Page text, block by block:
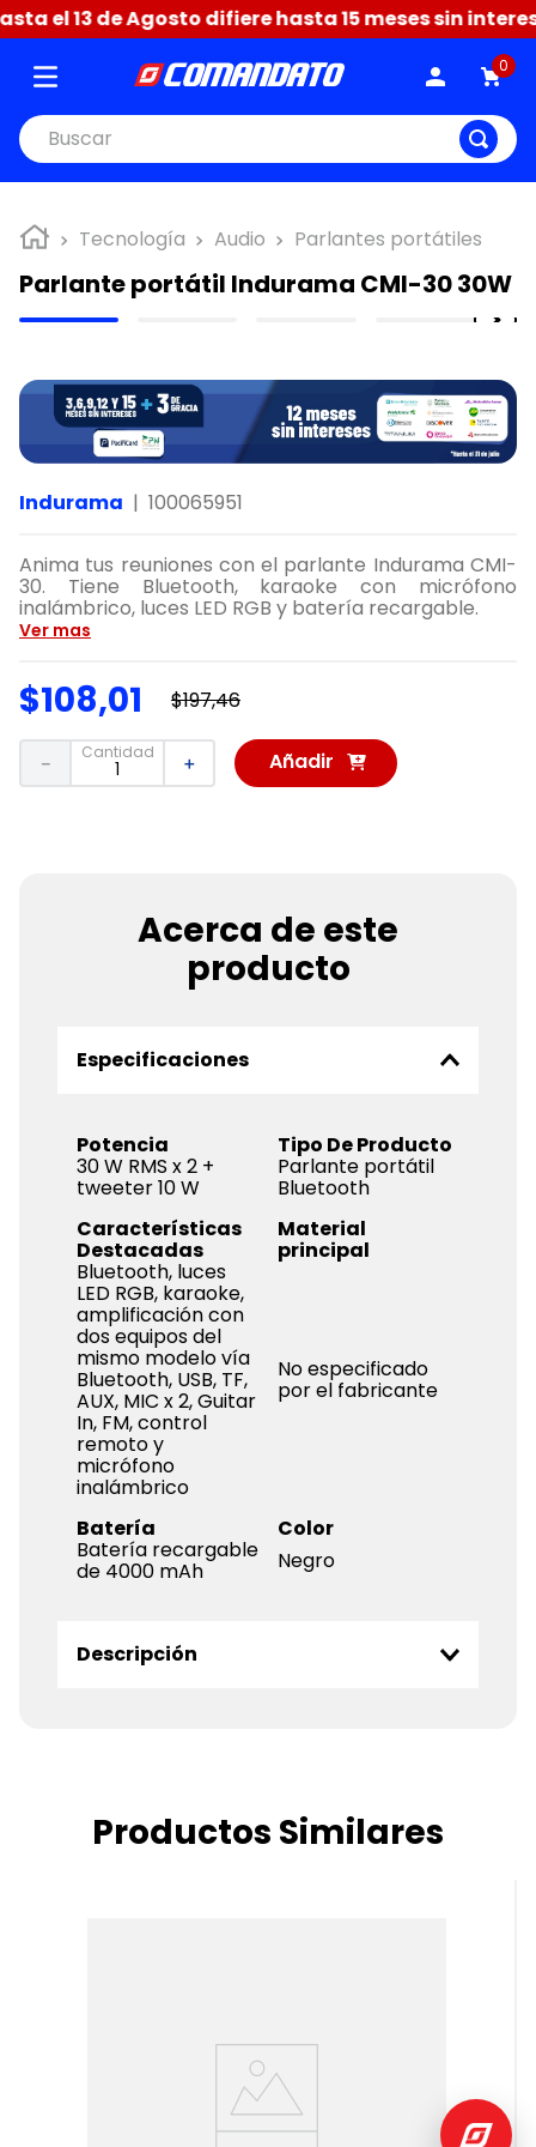
el 13 de Agosto difiere hasta 15 meses sin
0
Buscar
Tecnología Audio Parlantes portátiles
Parlante portátil Indurama CMI-30 30W
Indurama | 100065951
Anima tus reuniones con el parlante Indurama CMI-
30. Tiene Bluetooth, karaoke con micrófono
inalámbrico, luces LED RGB y batería recargable.
Ver mas
$108,01 $197,46
Cantidad
＋
－ Añadir
al
Acerca de este
producto
Especificaciones
Potencia
30 W RMS x 2 +
tweeter 10 W
Tipo De Producto
Parlante portátil
Bluetooth
Características
Destacadas
Bluetooth, luces
LED RGB, karaoke,
amplificación con
dos equipos del
mismo modelo vía
Bluetooth, USB, TF,
AUX, MIC x 2, Guitar
In, FM, control
remoto y
micrófono
inalámbrico
Material
principal
No especificado
por el fabricante
Batería
Batería recargable
de 4000 mAh
Color
Negro
Descripción
Productos Similares